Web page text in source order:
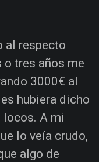
al respecto
o tres años me
3000€ al
hubiera dicho
locos. A mi
lo veía crudo,
algo de